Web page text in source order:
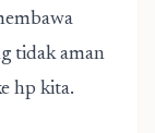
tidak aman
hp kita.